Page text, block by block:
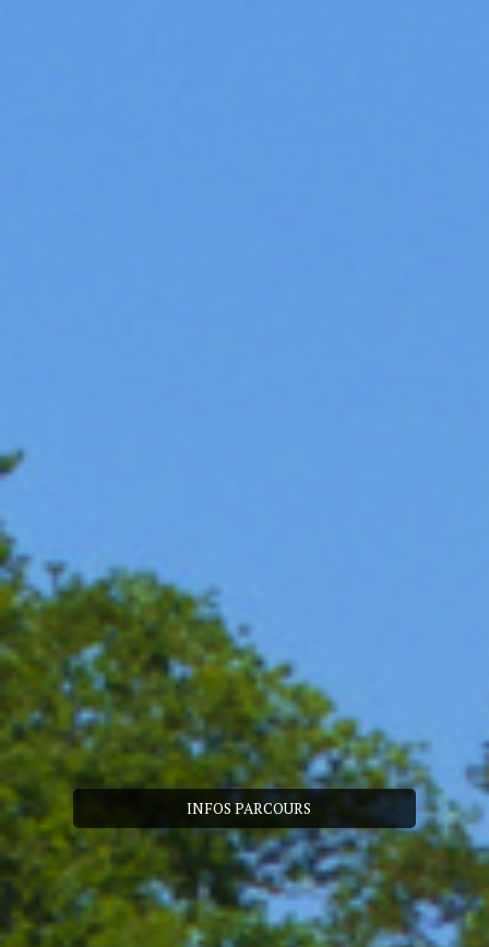
INFOS PARCOURS